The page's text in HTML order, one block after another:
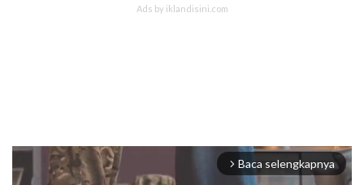
arrow_forward_ios Baca selengkapnya